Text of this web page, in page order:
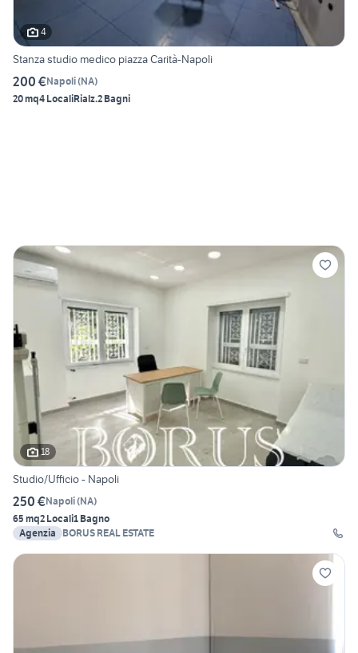
4
Stanza studio medico piazza Carità-Napoli
200 €Napoli(NA)
20 mq4 LocaliRialz.2 Bagni
18
Studio/Ufficio - Napoli
250 €Napoli(NA)
65 mq2 Locali1 Bagno
Agenzia
BORUS REAL ESTATE